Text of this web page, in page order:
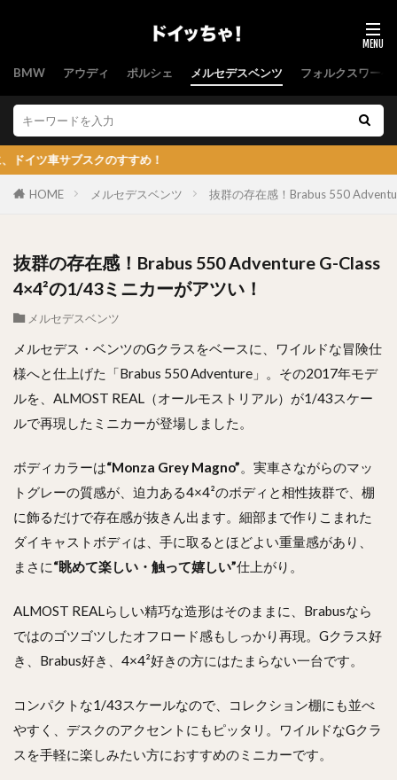
BMW アウディ ポルシェ メルセデスベンツ フォルクスワーゲ
スクのすすめ！
HOME メルセデスベンツ 抜群の存在感！Brabus 550
抜群の存在感！Brabus 550 Adventure G-Class
4×4²の1/43ミニカーがアツい！
メルセデスベンツ
メルセデス・ベンツのGクラスをベースに、ワイルドな冒険仕
様へと仕上げた「Brabus 550 Adventure」。その2017年モデ
ルを、ALMOST REAL（オールモストリアル）が1/43スケー
ルで再現したミニカーが登場しました。
ボディカラーは“Monza Grey Magno” 。実車さながらのマッ
トグレーの質感が、迫力ある4×4²のボディと相性抜群で、棚
に飾るだけで存在感が抜きん出ます。細部まで作りこまれた
ダイキャストボディは、手に取るとほどよい重量感があり、
まさに“眺めて楽しい・触って嬉しい”仕上がり。
ALMOST REALらしい精巧な造形はそのままに、Brabusなら
ではのゴツゴツしたオフロード感もしっかり再現。Gクラス好
き、Brabus好き、4×4²好きの方にはたまらない一台です。
コンパクトな1/43スケールなので、コレクション棚にも並べ
やすく、デスクのアクセントにもピッタリ。ワイルドなGクラ
スを手軽に楽しみたい方におすすめのミニカーです。